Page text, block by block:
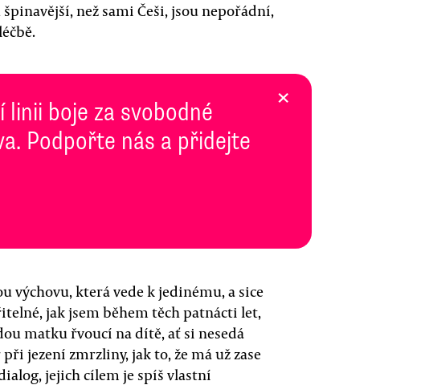
než sami Češi, jsou nepořádní,
boje za svobodné
Podpořte nás a přidejte
×
výchovu, která vede k jedinému, a sice
jak jsem během těch patnácti let,
matku řvoucí na dítě, ať si nesedá
jezení zmrzliny, jak to, že má už zase
jejich cílem je spíš vlastní